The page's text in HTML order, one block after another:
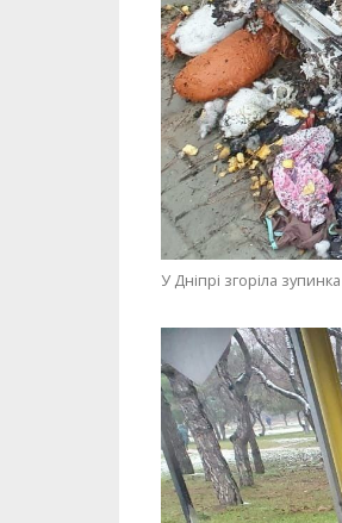
У Дніпрі згоріла зупинка